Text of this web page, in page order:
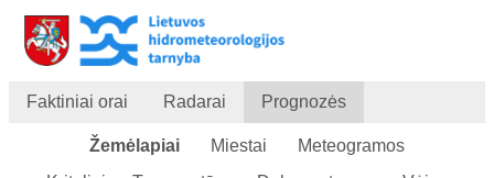
Faktiniai orai Radarai Prognozės
Žemėlapiai Miestai
Meteogramos